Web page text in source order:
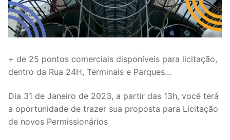
+ de 25 pontos comerciais disponíveis para licitação,
dentro da Rua 24H, Terminais e Parques…
Dia 31 de Janeiro de 2023, a partir das 13h, você terá
a oportunidade de trazer sua proposta para Licitação
de novos Permissionários